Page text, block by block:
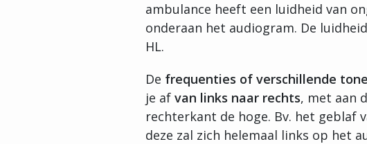
ambulance heeft een luidheid van
onderaan het audiogram. De
HL.
De frequenties of verschillende
je af van links naar rechts, met aan
rechterkant de hoge. Bv. het geblaf
deze zal zich helemaal links op het